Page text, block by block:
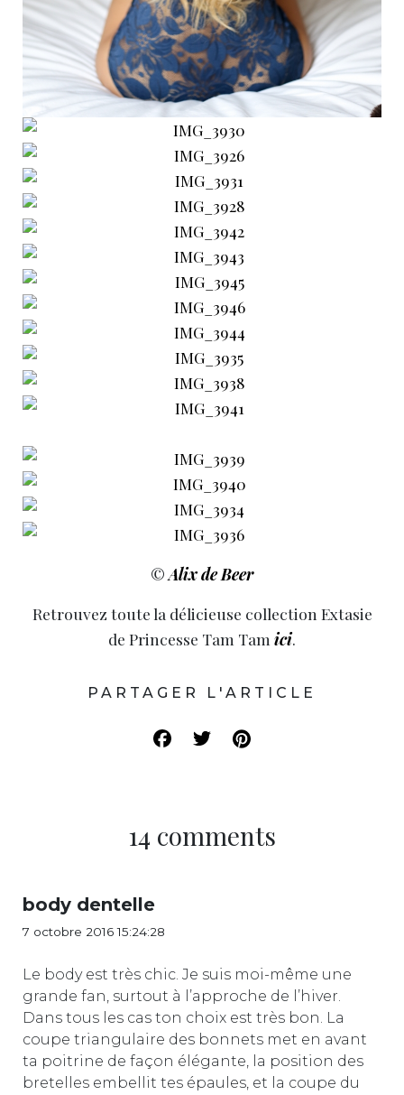
©Alix de Beer
Retrouvez toute la délicieuse collection Extasie
de Princesse Tam Tam ici.
PARTAGER L'ARTICLE
14 comments
body dentelle
7 octobre 2016 15:24:28
Le body est très chic. Je suis moi-même une
grande fan, surtout à l’approche de l’hiver.
Dans tous les cas ton choix est très bon. La
coupe triangulaire des bonnets met en avant
ta poitrine de façon élégante, la position des
bretelles embellit tes épaules, et la coupe du